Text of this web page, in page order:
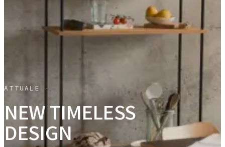
ATTUALE ·
NEW TIMELESS
DESIGN